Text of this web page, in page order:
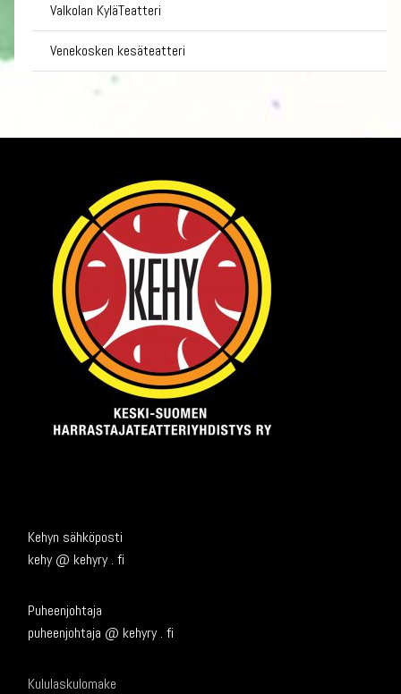
Valkolan KyläTeatteri
Venekosken kesäteatteri
Kehyn sähköposti
kehy @ kehyry . fi
Puheenjohtaja
puheenjohtaja @ kehyry . fi
Kululaskulomake